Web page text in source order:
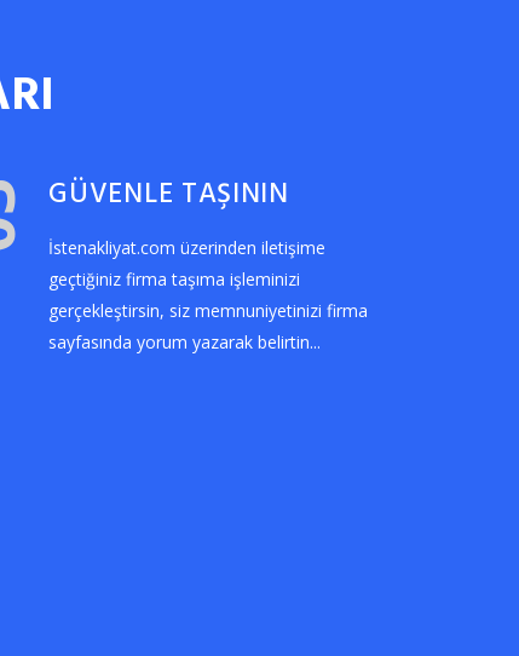
GÜVENLE TAŞININ
İstenakliyat.com üzerinden iletişime
geçtiğiniz firma taşıma işleminizi
gerçekleştirsin, siz memnuniyetinizi firma
sayfasında yorum yazarak belirtin...